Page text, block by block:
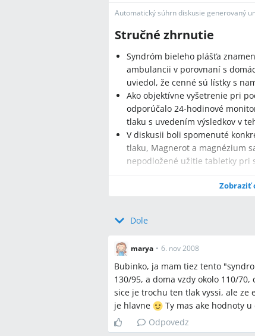
Automatický súhrn diskusie generovaný
Stručné zhrnutie
Syndróm bieleho plášťa
ambulancii v porovnaní s
uviedol, že cenné sú lístky s
Ako objektívne vyšetrenie pri
odporúčalo 24‑hodinové
tlaku s uvedením výsledkov v
V diskusii boli spomenuté
tlaku, Magnerot a magnézium
nepodložené užitie tabletky pri
lekára; MUDr. Gabriel Kamenský
Q:Ako sa syndróm bieleho plášťa
A:Diagnóza sa overuje
monitorovaním Holterom (ABPM);
hodnotami v tehotenskej knižke.
Q:
Ako postupovať v tehotenstve,
normálne?
Zobraziť
Dole
marya • 6. nov 2008
Bubinko, ja mam tiez tento
130/95, a doma vzdy okolo 110/
sice je trochu ten tlak vyssi, ale ze
je hlavne
Ty mas ake hodnoty u
Odpovedz